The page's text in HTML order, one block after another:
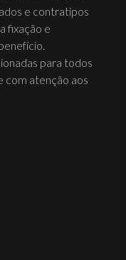
e contratipos
fixação e
para todos
com atenção aos